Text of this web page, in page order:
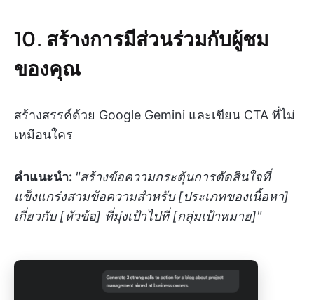
10. สร้างการมีส่วนร่วมกับผู้ชม
ของคุณ
สร้างสรรค์ด้วย Google Gemini และเขียน CTA ที่ไม่
เหมือนใคร
คำแนะนำ: "สร้างข้อความกระตุ้นการตัดสินใจที่
แข็งแกร่งสามข้อความสำหรับ [ประเภทของเนื้อหา]
เกี่ยวกับ [หัวข้อ] ที่มุ่งเป้าไปที่ [กลุ่มเป้าหมาย]"